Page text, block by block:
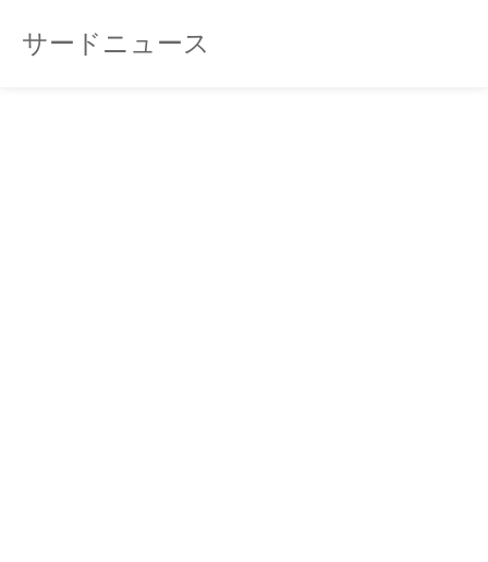
サードニュース